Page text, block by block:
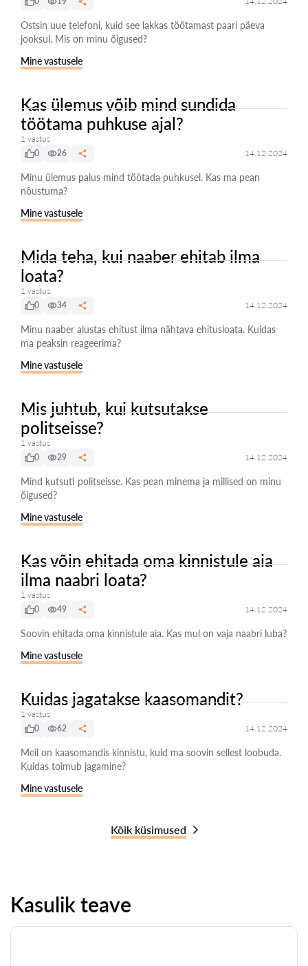
Ostsin uue telefoni, kuid see lakkas töötamast paari päeva
jooksul. Mis on minu õigused?
Mine vastusele
Kas ülemus võib mind sundida
töötama puhkuse ajal?
1 vastus
0
26 14.12.2024
Minu ülemus palus mind töötada puhkusel. Kas ma pean
nõustuma?
Mine vastusele
Mida teha, kui naaber ehitab ilma
loata?
1 vastus
0
34 14.12.2024
Minu naaber alustas ehitust ilma nähtava ehitusloata. Kuidas
ma peaksin reageerima?
Mine vastusele
Mis juhtub, kui kutsutakse
politseisse?
1 vastus
0
29 14.12.2024
Mind kutsuti politseisse. Kas pean minema ja millised on minu
õigused?
Mine vastusele
Kas võin ehitada oma kinnistule aia
ilma naabri loata?
1 vastus
0
49 14.12.2024
Soovin ehitada oma kinnistule aia. Kas mul on vaja naabri luba?
Mine vastusele
Kuidas jagatakse kaasomandit?
1 vastus
0
62 14.12.2024
Meil on kaasomandis kinnistu, kuid ma soovin sellest loobuda.
Kuidas toimub jagamine?
Mine vastusele
Kõik küsimused
Kasulik teave